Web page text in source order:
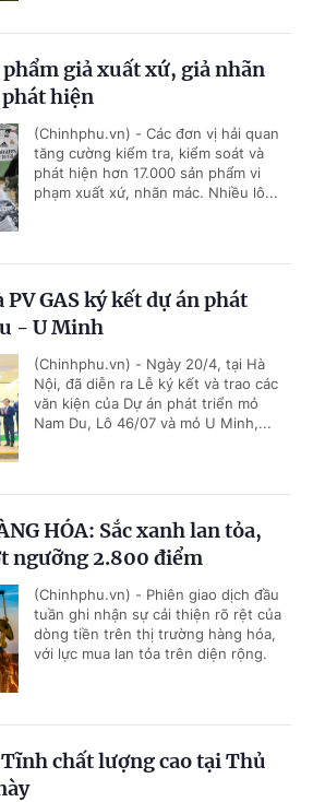
giả xuất xứ, giả nhãn
hiện
(Chinhphu.vn) - Các đơn vị hải quan
tăng cường kiểm tra, kiểm soát và
phát hiện hơn 17.000 sản phẩm vi
phạm xuất xứ, nhãn mác. Nhiều lô...
GAS ký kết dự án phát
- U Minh
(Chinhphu.vn) - Ngày 20/4, tại Hà
Nội, đã diễn ra Lễ ký kết và trao các
văn kiện của Dự án phát triển mỏ
Nam Du, Lô 46/07 và mỏ U Minh,...
HÓA: Sắc xanh lan tỏa,
ngưỡng 2.800 điểm
(Chinhphu.vn) - Phiên giao dịch đầu
tuần ghi nhận sự cải thiện rõ rệt của
dòng tiền trên thị trường hàng hóa,
với lực mua lan tỏa trên diện rộng.
chất lượng cao tại Thủ